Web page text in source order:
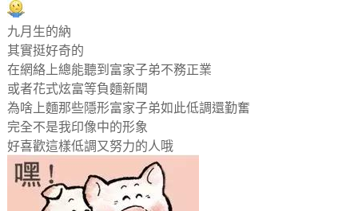
九月生的納
其實挺好奇的
在網絡上總能聽到富家子弟不務正業
或者花式炫富等負麵新聞
為啥上麵那些隱形富家子弟如此低調還勤奮
完全不是我印像中的形象
好喜歡這樣低調又努力的人哦